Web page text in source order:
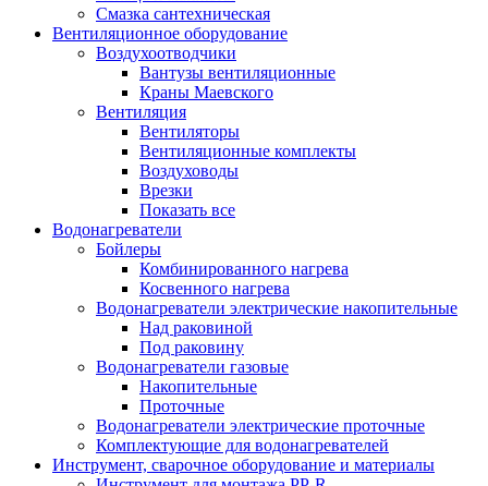
Смазка сантехническая
Вентиляционное оборудование
Воздухоотводчики
Вантузы вентиляционные
Краны Маевского
Вентиляция
Вентиляторы
Вентиляционные комплекты
Воздуховоды
Врезки
Показать все
Водонагреватели
Бойлеры
Комбинированного нагрева
Косвенного нагрева
Водонагреватели электрические накопительные
Над раковиной
Под раковину
Водонагреватели газовые
Накопительные
Проточные
Водонагреватели электрические проточные
Комплектующие для водонагревателей
Инструмент, сварочное оборудование и материалы